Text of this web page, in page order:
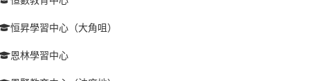
恒昇學習中心（大角咀）
恩林學習中心